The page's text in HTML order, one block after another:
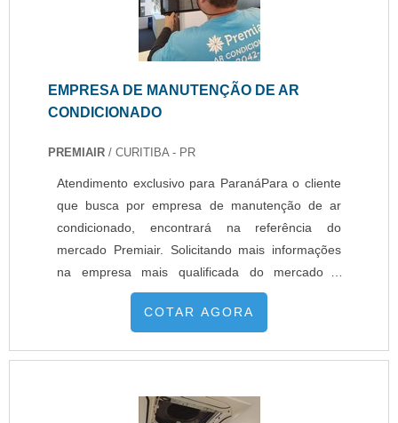
EMPRESA DE MANUTENÇÃO DE AR
CONDICIONADO
PREMIAIR / CURITIBA - PR
Atendimento exclusivo para ParanáPara o cliente
que busca por empresa de manutenção de ar
condicionado, encontrará na referência do
mercado Premiair. Solicitando mais informações
na empresa mais qualificada do mercado e
descobrindo a líder da área de atuação.UM
POUCO MAIS SOBRE EMPRESA DE
pesquisa na internet por empresa de manutenção
internet a Premiair. Atua...
COTAR AGORA